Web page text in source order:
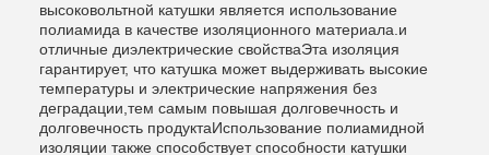
высоковольтной катушки является использование
полиамида в качестве изоляционного материала.и
отличные диэлектрические свойстваЭта изоляция
гарантирует, что катушка может выдерживать высокие
температуры и электрические напряжения без
деградации,тем самым повышая долговечность и
долговечность продуктаИспользование полиамидной
изоляции также способствует способности катушки